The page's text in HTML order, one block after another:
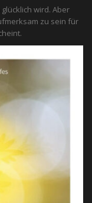
wird. Aber
zu sein für